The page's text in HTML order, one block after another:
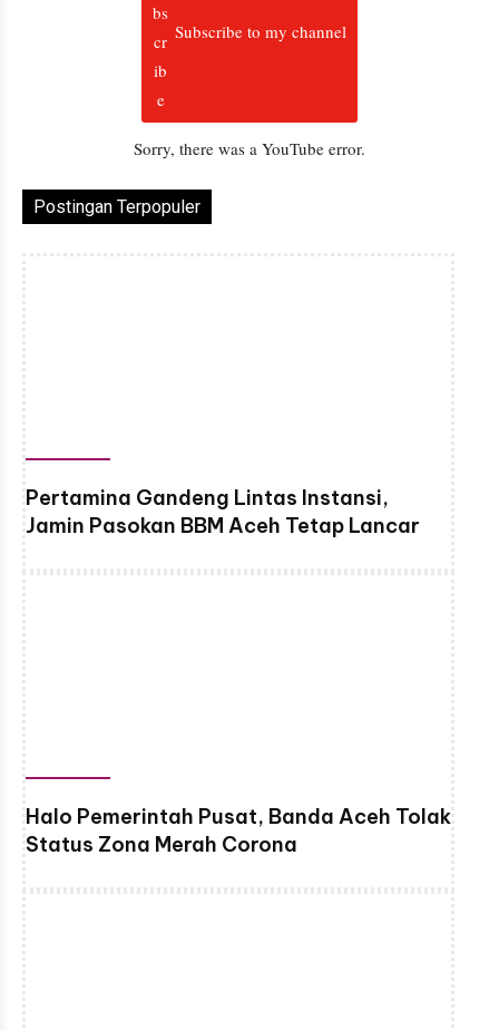
Subscribe to my channel
Sorry, there was a YouTube error.
Postingan Terpopuler
Pertamina Gandeng Lintas Instansi,
Jamin Pasokan BBM Aceh Tetap Lancar
Halo Pemerintah Pusat, Banda Aceh Tolak
Status Zona Merah Corona